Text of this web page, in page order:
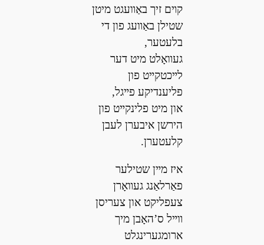
קױם זיך באַװעגט מיטן
שטילן באַװעג פון די
בלעטער,
געװאָלט מיט דער
לײכטקײט פון
פליענדיקע פײגל,
און מיט פלינקײט פון
הירשן איבערן לעבן
קלעטערן.
איז מײן שטילער
פאַרלאַנג געװאָרן
צעפליקט און צעריסן
װײל ס’האָבן מיך
ארומגערינגלט